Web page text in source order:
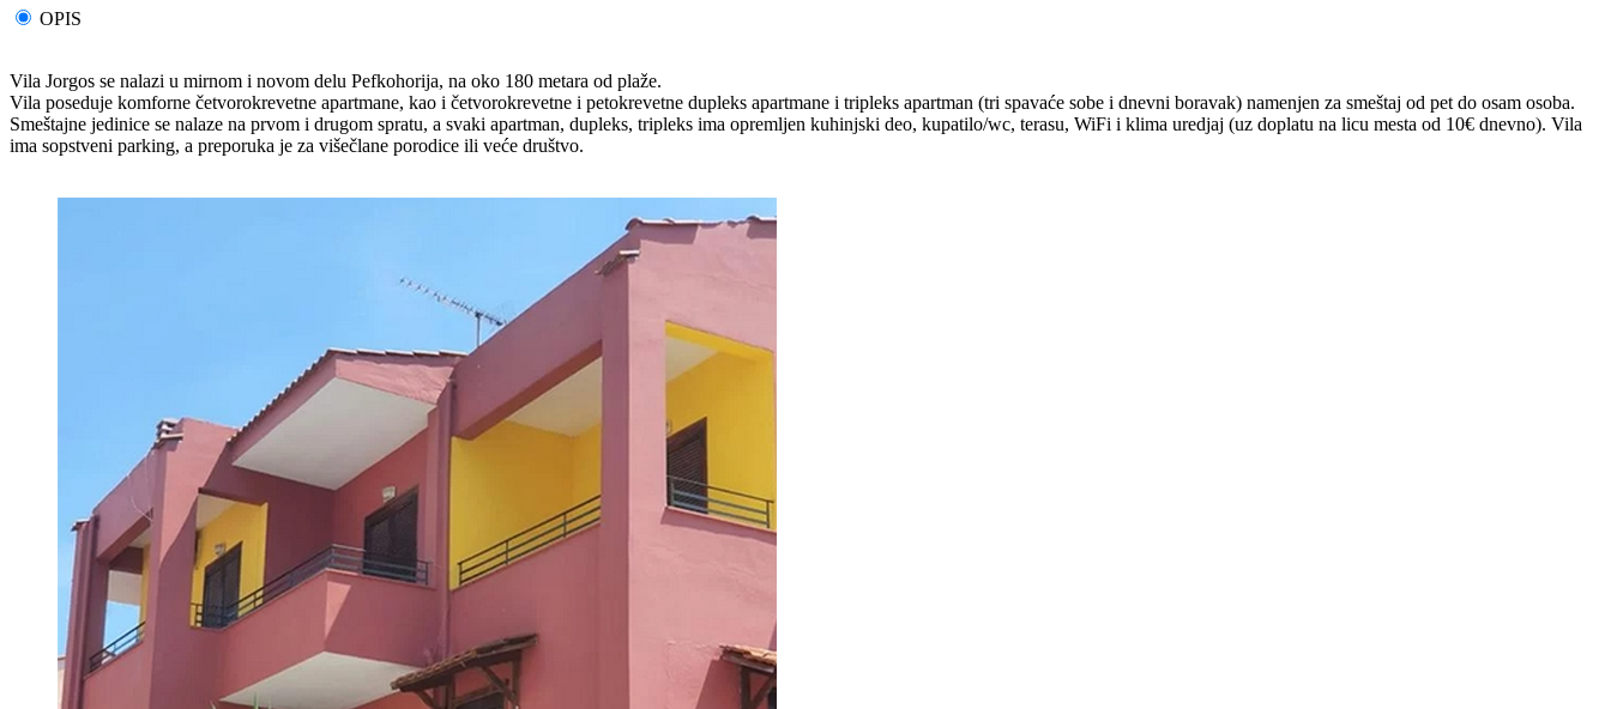
OPIS
Vila Jorgos se nalazi u mirnom i novom delu Pefkohorija, na oko 180 metara od plaže.
Vila poseduje komforne četvorokrevetne apartmane, kao i četvorokrevetne i petokrevetne dupleks apartmane i tripleks apartman (tri spavaće sobe i dnevni boravak) namenjen za smeštaj od pet do osam osoba.
Smeštajne jedinice se nalaze na prvom i drugom spratu, a svaki apartman, dupleks, tripleks ima opremljen kuhinjski deo, kupatilo/wc, terasu, WiFi i klima uredjaj (uz doplatu na licu mesta od 10€ dnevno). Vila
ima sopstveni parking, a preporuka je za višečlane porodice ili veće društvo.